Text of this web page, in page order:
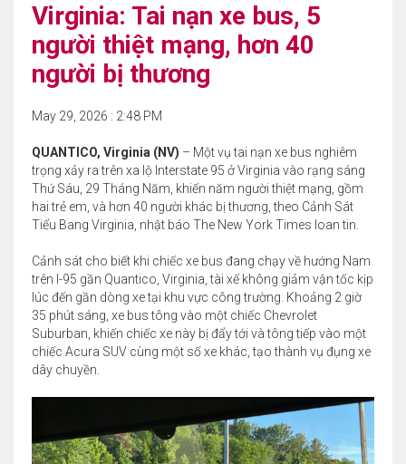
Virginia: Tai nạn xe bus, 5
người thiệt mạng, hơn 40
người bị thương
May 29, 2026 : 2:48 PM
QUANTICO, Virginia (NV) – Một vụ tai nạn xe bus nghiêm
trọng xảy ra trên xa lộ Interstate 95 ở Virginia vào rạng sáng
Thứ Sáu, 29 Tháng Năm, khiến năm người thiệt mạng, gồm
hai trẻ em, và hơn 40 người khác bị thương, theo Cảnh Sát
Tiểu Bang Virginia, nhật báo The New York Times loan tin.
Cảnh sát cho biết khi chiếc xe bus đang chạy về hướng Nam
trên I-95 gần Quantico, Virginia, tài xế không giảm vận tốc kịp
lúc đến gần dòng xe tại khu vực công trường. Khoảng 2 giờ
35 phút sáng, xe bus tông vào một chiếc Chevrolet
Suburban, khiến chiếc xe này bị đẩy tới và tông tiếp vào một
chiếc Acura SUV cùng một số xe khác, tạo thành vụ đụng xe
dây chuyền.